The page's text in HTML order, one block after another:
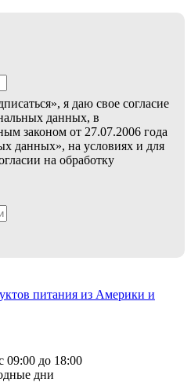
я даю свое согласие
данных, в
законом от 27.07.2006 года
данных», на условиях и для
на обработку
питания из Америки и
09:00 до 18:00
дни